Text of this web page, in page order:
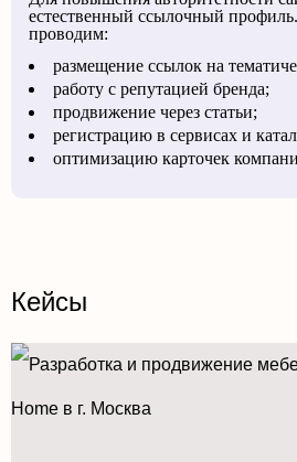
естественный ссылочный
проводим:
размещение ссылок на
работу с репутацией бренда;
продвижение через статьи;
регистрацию в сервисах и
оптимизацию карточек
Кейсы